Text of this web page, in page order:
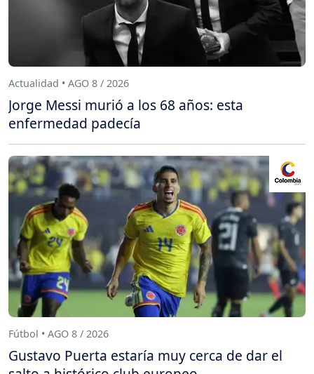
Actualidad • AGO 8 / 2026
Jorge Messi murió a los 68 años: esta
enfermedad padecía
Fútbol • AGO 8 / 2026
Gustavo Puerta estaría muy cerca de dar el